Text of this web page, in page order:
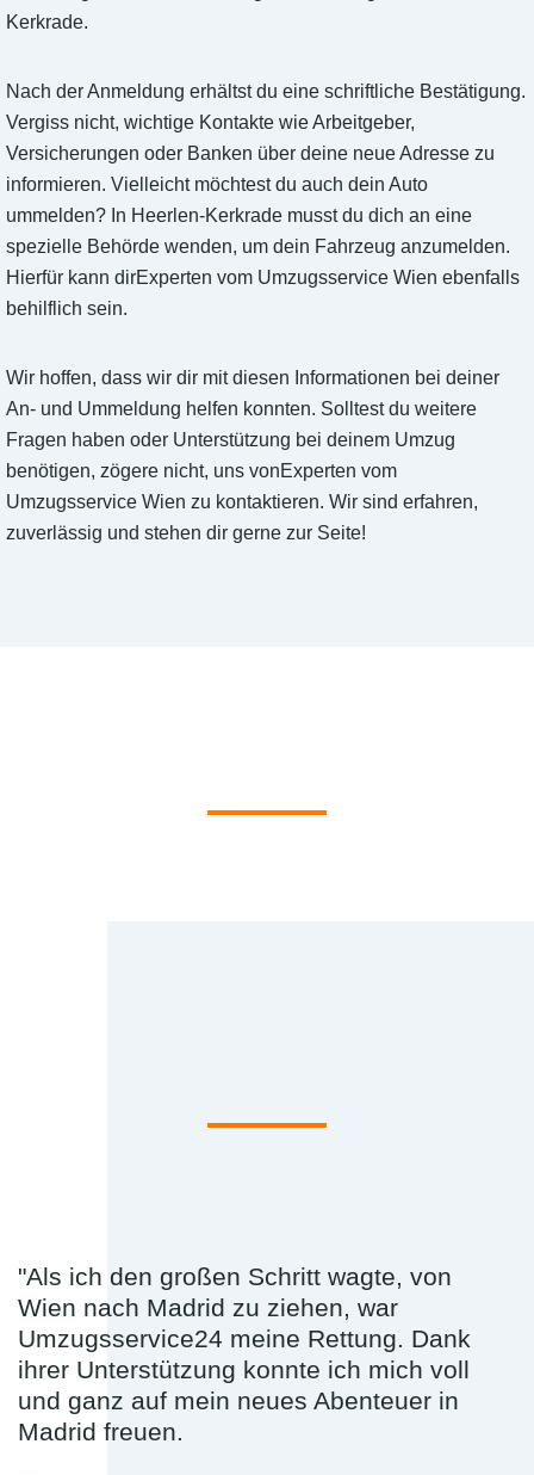
Kerkrade.
Nach der Anmeldung erhältst du eine schriftliche Bestätigung.
Vergiss nicht, wichtige Kontakte wie Arbeitgeber,
Versicherungen oder Banken über deine neue Adresse zu
informieren. Vielleicht möchtest du auch dein Auto
ummelden? In Heerlen-Kerkrade musst du dich an eine
spezielle Behörde wenden, um dein Fahrzeug anzumelden.
Hierfür kann dirExperten vom Umzugsservice Wien ebenfalls
behilflich sein.
Wir hoffen, dass wir dir mit diesen Informationen bei deiner
An- und Ummeldung helfen konnten. Solltest du weitere
Fragen haben oder Unterstützung bei deinem Umzug
benötigen, zögere nicht, uns vonExperten vom
Umzugsservice Wien zu kontaktieren. Wir sind erfahren,
zuverlässig und stehen dir gerne zur Seite!
"Als ich den großen Schritt wagte, von
Wien nach Madrid zu ziehen, war
Umzugsservice24 meine Rettung. Dank
ihrer Unterstützung konnte ich mich voll
und ganz auf mein neues Abenteuer in
Madrid freuen.